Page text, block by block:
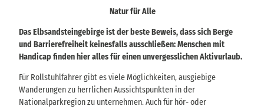
Natur für Alle
Das Elbsandsteingebirge ist der beste Beweis, dass sich Berge
und Barrierefreiheit keinesfalls ausschließen: Menschen mit
Handicap finden hier alles für einen unvergesslichen Aktivurlaub.
Für Rollstuhlfahrer gibt es viele Möglichkeiten, ausgiebige
Wanderungen zu herrlichen Aussichtspunkten in der
Nationalparkregion zu unternehmen. Auch für hör- oder